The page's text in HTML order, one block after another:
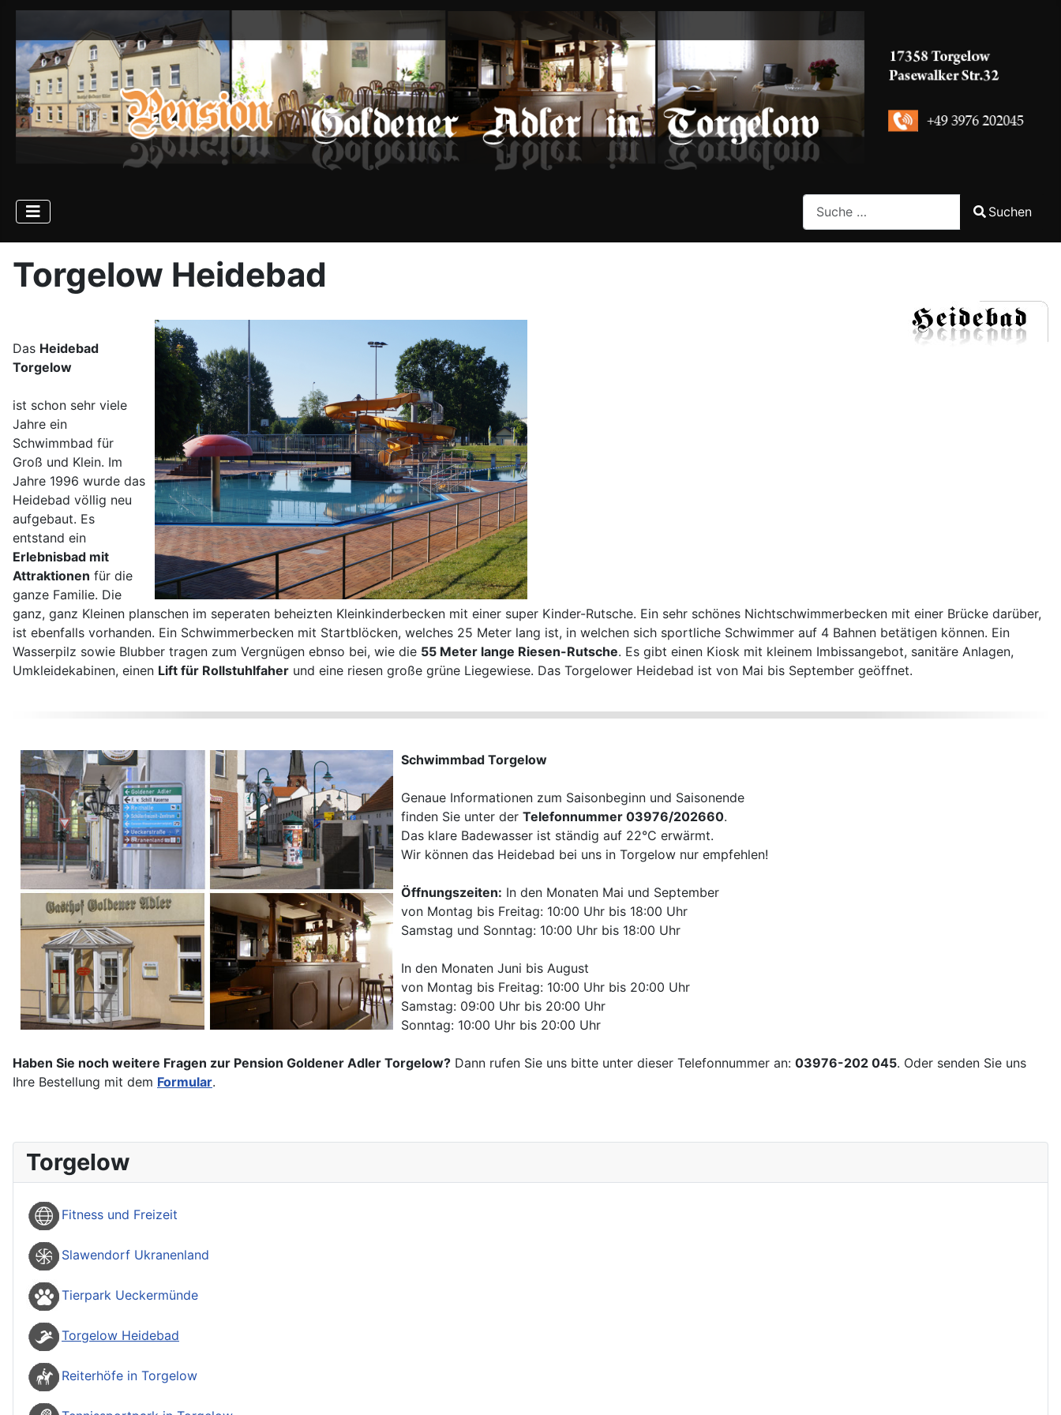
Search
Suchen
Torgelow
Fitness und Freizeit
Slawendorf Ukranenland
Tierpark Ueckermünde
Torgelow Heidebad
Reiterhöfe in Torgelow
Torgelow Heidebad
Das Heidebad
Torgelow
ist schon sehr viele
Jahre ein
Schwimmbad für
Groß und Klein. Im
Jahre 1996 wurde das
Heidebad völlig neu
aufgebaut. Es
entstand ein
Erlebnisbad mit
Attraktionen für die
ganze Familie. Die
ganz, ganz Kleinen planschen im seperaten beheizten Kleinkinderbecken mit einer super Kinder-Rutsche. Ein sehr schönes Nichtschwimmerbecken mit einer Brücke darüber,
ist ebenfalls vorhanden. Ein Schwimmerbecken mit Startblöcken, welches 25 Meter lang ist, in welchen sich sportliche Schwimmer auf 4 Bahnen betätigen können. Ein
Wasserpilz sowie Blubber tragen zum Vergnügen ebnso bei, wie die 55 Meter lange Riesen-Rutsche. Es gibt einen Kiosk mit kleinem Imbissangebot, sanitäre Anlagen,
Umkleidekabinen, einen Lift für Rollstuhlfaher und eine riesen große grüne Liegewiese. Das Torgelower Heidebad ist von Mai bis September geöffnet.
Schwimmbad Torgelow
Genaue Informationen zum Saisonbeginn und Saisonende
finden Sie unter der Telefonnummer 03976/202660.
Das klare Badewasser ist ständig auf 22°C erwärmt.
Wir können das Heidebad bei uns in Torgelow nur empfehlen!
Öffnungszeiten: In den Monaten Mai und September
von Montag bis Freitag: 10:00 Uhr bis 18:00 Uhr
Samstag und Sonntag: 10:00 Uhr bis 18:00 Uhr
In den Monaten Juni bis August
von Montag bis Freitag: 10:00 Uhr bis 20:00 Uhr
Samstag: 09:00 Uhr bis 20:00 Uhr
Sonntag: 10:00 Uhr bis 20:00 Uhr
Haben Sie noch weitere Fragen zur Pension Goldener Adler Torgelow? Dann rufen Sie uns bitte unter dieser Telefonnummer an: 03976-202 045. Oder senden Sie uns
Ihre Bestellung mit dem Formular.